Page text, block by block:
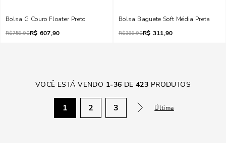
Bolsa G Couro Floater Preto
R$759,90R$ 607,90
Bolsa Baguete Soft Média Preta
R$389,90R$ 311,90
VOCÊ ESTÁ VENDO 1-36 DE423 PRODUTOS
1 2 3 Última